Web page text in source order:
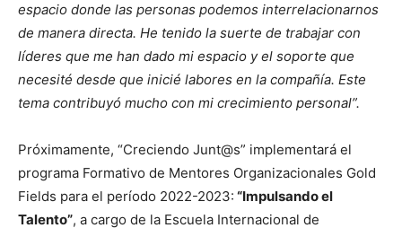
espacio donde las personas podemos interrelacionarnos
de manera directa. He tenido la suerte de trabajar con
líderes que me han dado mi espacio y el soporte que
necesité desde que inicié labores en la compañía. Este
tema contribuyó mucho con mi crecimiento personal”.
Próximamente, “Creciendo Junt@s” implementará el
programa Formativo de Mentores Organizacionales Gold
Fields para el período 2022-2023: “Impulsando el
Talento”, a cargo de la Escuela Internacional de